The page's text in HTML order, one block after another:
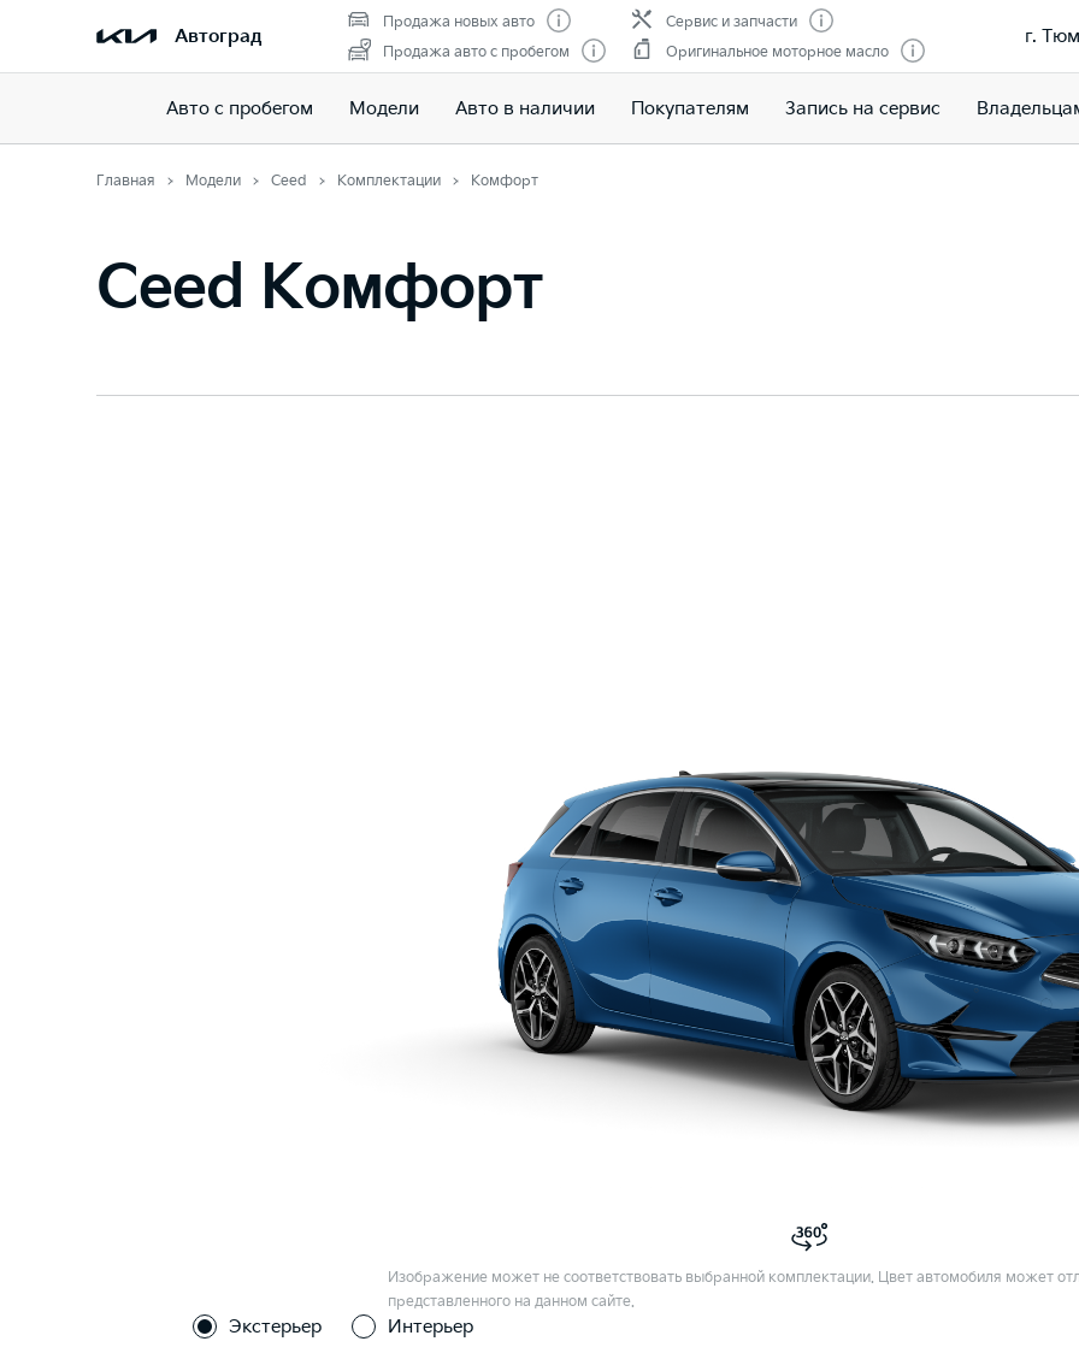
Автоград
Продажа новых авто
Продажа авто с пробегом
Сервис и запчасти
Оригинальное моторное масло
г.
Авто с пробегом Модели Авто в наличии Покупателям Запись на сервис
Главная Модели Ceed Комплектации Комфорт
Ceed Комфорт
Изображение может не соответствовать выбранной комплектации. Цвет автомобиля может
представленного на данном сайте.
Экстерьер Интерьер